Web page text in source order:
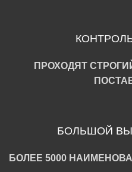
ПРОХОДЯТ
БОЛЬШОЙ
БОЛЕЕ 5000